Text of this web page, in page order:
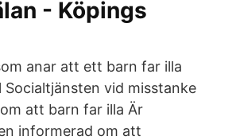
- Köpings
anar att ett barn far illa
Socialtjänsten vid misstanke
att barn far illa Är
informerad om att